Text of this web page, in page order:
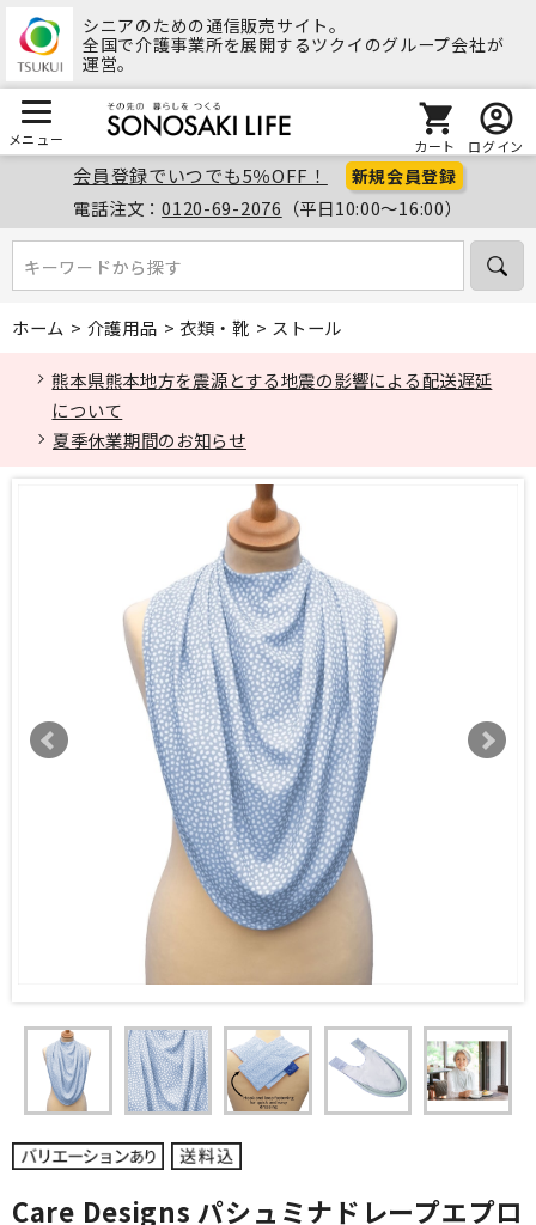
シニアのための通信販売サイト。
全国で介護事業所を展開するツクイのグループ会社が
運営。
メニュー カート ログイン
会員登録でいつでも5％OFF！ 新規会員登録
電話注文：0120-69-2076 （平日10:00～16:00）
キーワードから探す
キーワードから探す
ホーム > 介護用品 > 衣類・靴 > ストール
熊本県熊本地方を震源とする地震の影響による配送遅延
について
夏季休業期間のお知らせ
Care Designs パシュミナドレープエプロ